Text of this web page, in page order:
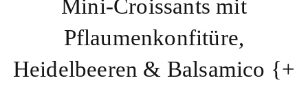
Mini-Croissants mit
Pflaumenkonfitüre,
Heidelbeeren & Balsamico {+